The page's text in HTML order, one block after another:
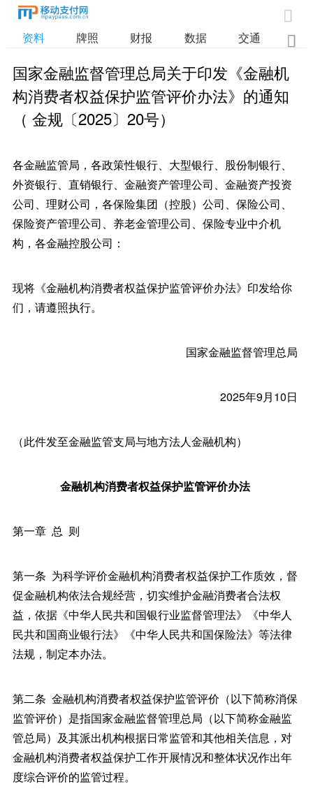

资料 牌照 财报 数据 交通 
国家金融监督管理总局关于印发《金融机
构消费者权益保护监管评价办法》的通知
（ 金规〔2025〕20号）
各金融监管局，各政策性银行、大型银行、股份制银行、
外资银行、直销银行、金融资产管理公司、金融资产投资
公司、理财公司，各保险集团（控股）公司、保险公司、
保险资产管理公司、养老金管理公司、保险专业中介机
构，各金融控股公司：
现将《金融机构消费者权益保护监管评价办法》印发给你
们，请遵照执行。
国家金融监督管理总局
2025年9月10日
（此件发至金融监管支局与地方法人金融机构）
金融机构消费者权益保护监管评价办法
第一章 总 则
第一条 为科学评价金融机构消费者权益保护工作质效，督
促金融机构依法合规经营，切实维护金融消费者合法权
益，依据《中华人民共和国银行业监督管理法》《中华人
民共和国商业银行法》《中华人民共和国保险法》等法律
法规，制定本办法。
第二条 金融机构消费者权益保护监管评价（以下简称消保
监管评价）是指国家金融监督管理总局（以下简称金融监
管总局）及其派出机构根据日常监管和其他相关信息，对
金融机构消费者权益保护工作开展情况和整体状况作出年
度综合评价的监管过程。